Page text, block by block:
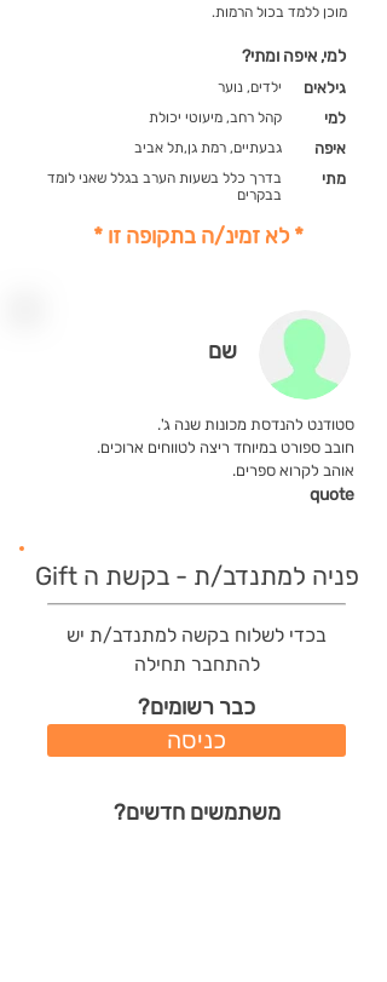
מוכן ללמד בכול הרמות.
למי, איפה ומתי?
ילדים, נוער גילאים
קהל רחב, מיעוטי יכולת למי
גבעתיים, רמת גן,תל אביב איפה
בדרך כלל בשעות הערב בגלל שאני לומד
בבקרים
מתי
* לא זמינ/ה בתקופה זו *
שם
סטודנט להנדסת מכונות שנה ג'.
חובב ספורט במיוחד ריצה לטווחים ארוכים.
אוהב לקרוא ספרים.
quote
פניה למתנדב/ת - בקשת ה Gift
בכדי לשלוח בקשה למתנדב/ת יש
להתחבר תחילה
כבר רשומים?
כניסה
משתמשים חדשים?